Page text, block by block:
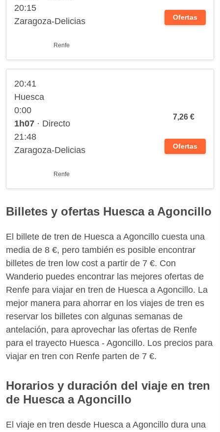
20:15
Zaragoza-Delicias
Renfe
Ofertas
20:41
Huesca
0:00
1h07 · Directo
21:48
Zaragoza-Delicias
Renfe
7,26 €
Ofertas
Billetes y ofertas Huesca a Agoncillo
El billete de tren de Huesca a Agoncillo cuesta una
media de 8 €, pero también es posible encontrar
billetes de tren low cost a partir de 7 €. Con
Wanderio puedes encontrar las mejores ofertas de
Renfe para viajar en tren de Huesca a Agoncillo. La
mejor manera para ahorrar en los viajes de tren es
reservar los billetes con algunas semanas de
antelación, para aprovechar las ofertas de Renfe
para el trayecto Huesca - Agoncillo. Los precios para
viajar en tren con Renfe parten de 7 €.
Horarios y duración del viaje en tren
de Huesca a Agoncillo
El viaje en tren desde Huesca a Agoncillo dura una